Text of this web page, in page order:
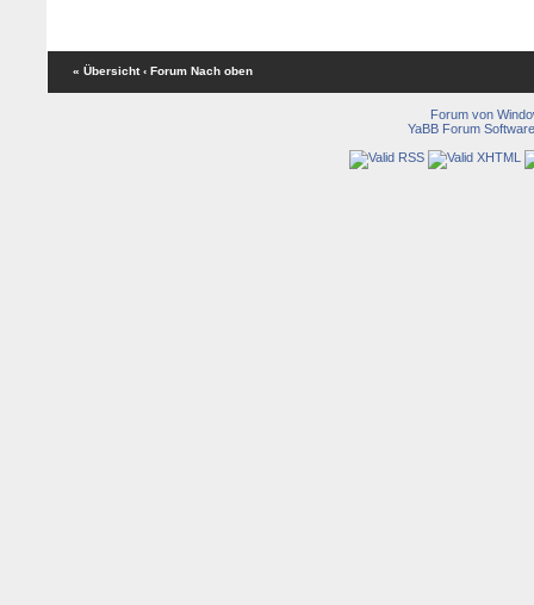
« Übersicht ‹ Forum Nach oben
Forum von
YaBB Forum Software